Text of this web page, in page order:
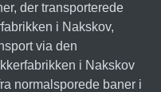
der transporterede
i Nakskov,
via den
i Nakskov
normalsporede baner i